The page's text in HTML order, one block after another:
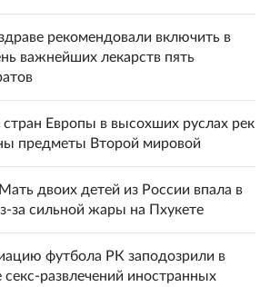
рекомендовали включить в
важнейших лекарств пять
стран Европы в высохших руслах рек
предметы Второй мировой
двоих детей из России впала в
за сильной жары на Пхукете
футбола РК заподозрили в
секс-развлечений иностранных